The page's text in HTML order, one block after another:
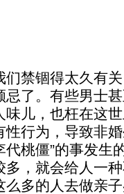
们禁锢得太久有
忌了。有些男士
味儿，也枉在这
性行为，导致非
代桃僵”的事发
多，就会给人一
么多的人去做亲